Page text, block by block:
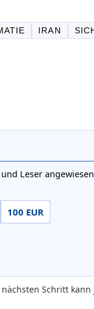
IRAN
Leser
100 EUR
Schritt kann